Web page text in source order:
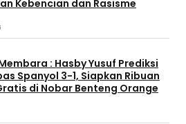
Kebencian dan Rasisme
: Hasby Yusuf Prediksi
Spanyol 3-1, Siapkan Ribuan
di Nobar Benteng Orange